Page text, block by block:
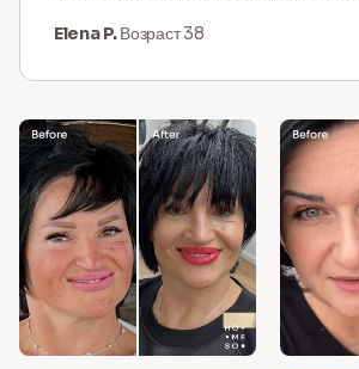
Elena P.Возраст 38